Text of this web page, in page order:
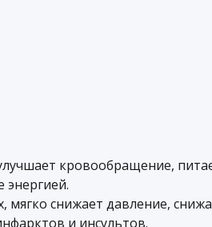
кровообращение,
мягко снижает давление,
и инсультов.